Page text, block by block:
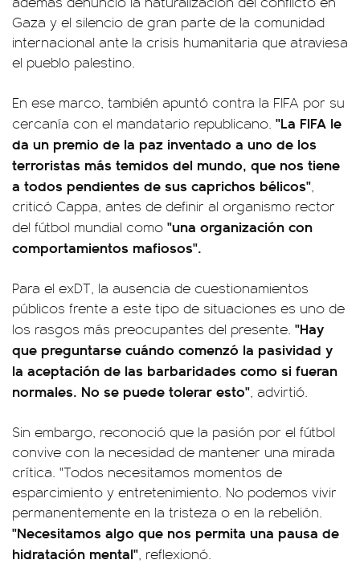
Gaza y el silencio de gran parte de la comunidad
internacional ante la crisis humanitaria que atraviesa
el pueblo palestino.
En ese marco, también apuntó contra la FIFA por su
cercanía con el mandatario republicano. "La FIFA le
da un premio de la paz inventado a uno de los
terroristas más temidos del mundo, que nos tiene
a todos pendientes de sus caprichos bélicos",
criticó Cappa, antes de definir al organismo rector
del fútbol mundial como "una organización con
comportamientos mafiosos".
Para el exDT, la ausencia de cuestionamientos
públicos frente a este tipo de situaciones es uno de
los rasgos más preocupantes del presente. "Hay
que preguntarse cuándo comenzó la pasividad y
la aceptación de las barbaridades como si fueran
normales. No se puede tolerar esto", advirtió.
Sin embargo, reconoció que la pasión por el fútbol
convive con la necesidad de mantener una mirada
crítica. "Todos necesitamos momentos de
esparcimiento y entretenimiento. No podemos vivir
permanentemente en la tristeza o en la rebelión.
"Necesitamos algo que nos permita una pausa de
hidratación mental", reflexionó.